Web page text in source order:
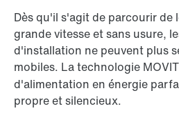
Dès qu'il s'agit de parcourir de
grande vitesse et sans usure,
d'installation ne peuvent plus
mobiles. La technologie
d'alimentation en énergie
propre et silencieux.